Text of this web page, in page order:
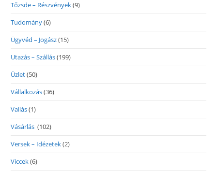
Tőzsde – Részvények(9)
Tudomány(6)
Ügyvéd – Jogász(15)
Utazás – Szállás(199)
Üzlet(50)
Vállalkozás(36)
Vallás(1)
Vásárlás (102)
Versek – Idézetek(2)
Viccek(6)